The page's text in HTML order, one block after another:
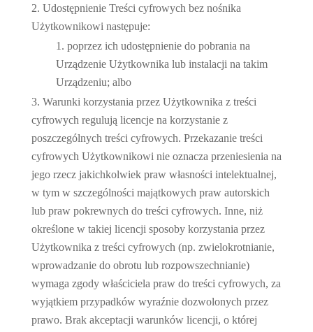
Udostępnienie Treści cyfrowych bez nośnika
Użytkownikowi następuje:
poprzez ich udostępnienie do pobrania na
Urządzenie Użytkownika lub instalacji na takim
Urządzeniu; albo
Warunki korzystania przez Użytkownika z treści
cyfrowych regulują licencje na korzystanie z
poszczególnych treści cyfrowych. Przekazanie treści
cyfrowych Użytkownikowi nie oznacza przeniesienia na
jego rzecz jakichkolwiek praw własności intelektualnej,
w tym w szczególności majątkowych praw autorskich
lub praw pokrewnych do treści cyfrowych. Inne, niż
określone w takiej licencji sposoby korzystania przez
Użytkownika z treści cyfrowych (np. zwielokrotnianie,
wprowadzanie do obrotu lub rozpowszechnianie)
wymaga zgody właściciela praw do treści cyfrowych, za
wyjątkiem przypadków wyraźnie dozwolonych przez
prawo. Brak akceptacji warunków licencji, o której